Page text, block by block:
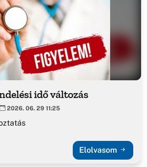
idő változás
2026. 06. 29 11:25
Elolvasom